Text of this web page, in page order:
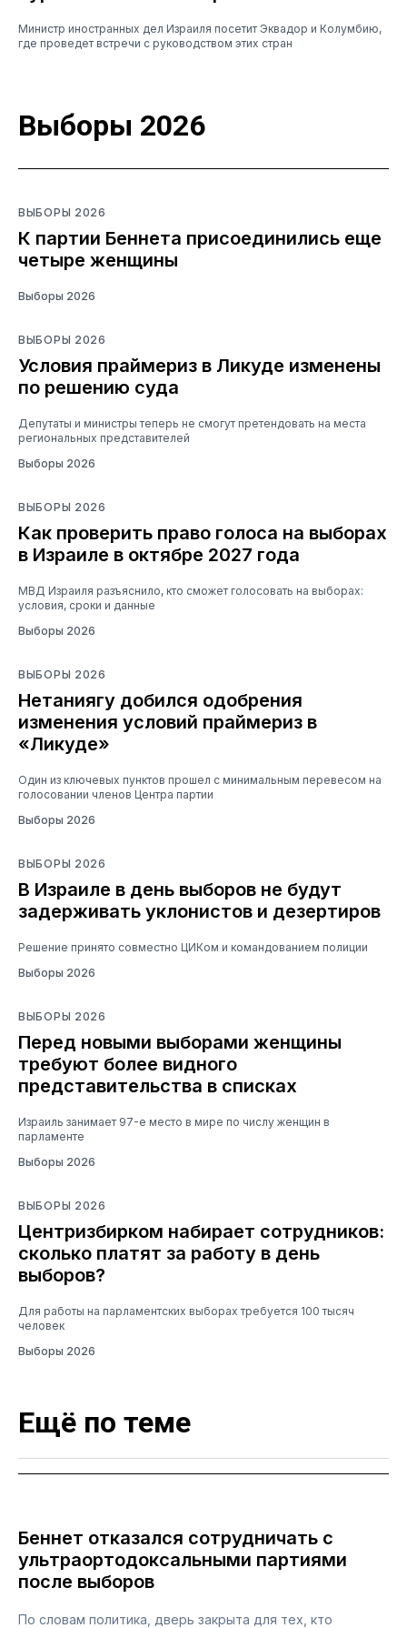
Министр иностранных дел Израиля посетит Эквадор и Колумбию,
где проведет встречи с руководством этих стран
Выборы 2026
ВЫБОРЫ 2026
К партии Беннета присоединились еще
четыре женщины
Выборы 2026
ВЫБОРЫ 2026
Условия праймериз в Ликуде изменены
по решению суда
Депутаты и министры теперь не смогут претендовать на места
региональных представителей
Выборы 2026
ВЫБОРЫ 2026
Как проверить право голоса на выборах
в Израиле в октябре 2027 года
МВД Израиля разъяснило, кто сможет голосовать на выборах:
условия, сроки и данные
Выборы 2026
ВЫБОРЫ 2026
Нетаниягу добился одобрения
изменения условий праймериз в
«Ликуде»
Один из ключевых пунктов прошел с минимальным перевесом на
голосовании членов Центра партии
Выборы 2026
ВЫБОРЫ 2026
В Израиле в день выборов не будут
задерживать уклонистов и дезертиров
Решение принято совместно ЦИКом и командованием полиции
Выборы 2026
ВЫБОРЫ 2026
Перед новыми выборами женщины
требуют более видного
представительства в списках
Израиль занимает 97-е место в мире по числу женщин в
парламенте
Выборы 2026
ВЫБОРЫ 2026
Центризбирком набирает сотрудников:
сколько платят за работу в день
выборов?
Для работы на парламентских выборах требуется 100 тысяч
человек
Выборы 2026
Ещё по теме
Беннет отказался сотрудничать с
ультраортодоксальными партиями
после выборов
По словам политика, дверь закрыта для тех, кто